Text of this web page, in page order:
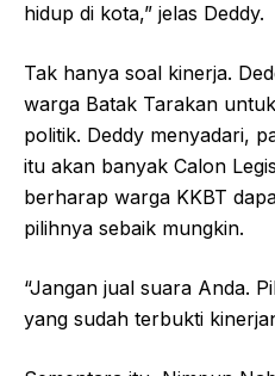
hidup di kota,” jelas Deddy.
Tak hanya soal kinerja.
warga Batak Tarakan
politik. Deddy menyadari,
itu akan banyak Calon
berharap warga KKBT
pilihnya sebaik mungkin.
“Jangan jual suara Anda.
yang sudah terbukti